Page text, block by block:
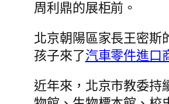
周利鼎的展柜前。
北京朝陽區家長王密斯
孩子來了汽車零件進口
近年來，北京市教委持